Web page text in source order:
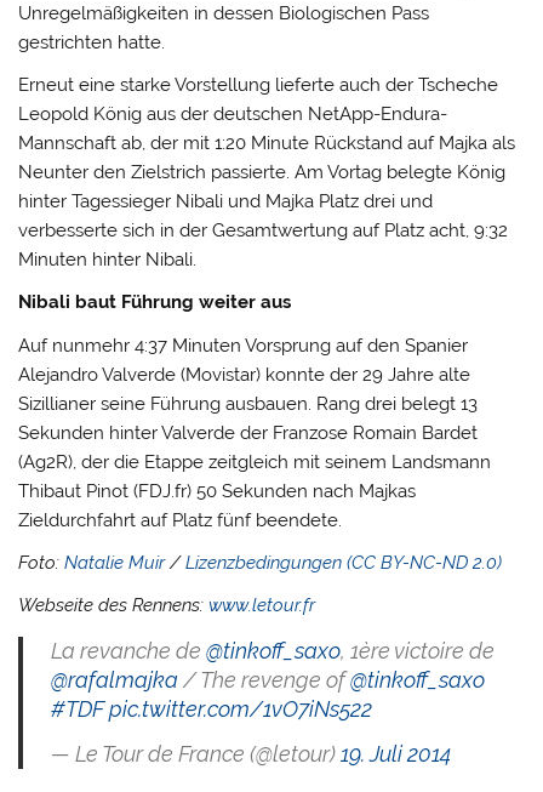
Unregelmäßigkeiten in dessen Biologischen Pass
gestrichten hatte.
Erneut eine starke Vorstellung lieferte auch der Tscheche
Leopold König aus der deutschen NetApp-Endura-
Mannschaft ab, der mit 1:20 Minute Rückstand auf Majka als
Neunter den Zielstrich passierte. Am Vortag belegte König
hinter Tagessieger Nibali und Majka Platz drei und
verbesserte sich in der Gesamtwertung auf Platz acht, 9:32
Minuten hinter Nibali.
Nibali baut Führung weiter aus
Auf nunmehr 4:37 Minuten Vorsprung auf den Spanier
Alejandro Valverde (Movistar) konnte der 29 Jahre alte
Sizillianer seine Führung ausbauen. Rang drei belegt 13
Sekunden hinter Valverde der Franzose Romain Bardet
(Ag2R), der die Etappe zeitgleich mit seinem Landsmann
Thibaut Pinot (FDJ.fr) 50 Sekunden nach Majkas
Zieldurchfahrt auf Platz fünf beendete.
Foto:Natalie Muir/Lizenzbedingungen (CC BY-NC-ND 2.0)
Webseite des Rennens:www.letour.fr
La revanche de @tinkoff_saxo, 1ère victoire de
@rafalmajka/ The revenge of@tinkoff_saxo
#TDF pic.twitter.com/1vO7iNs522
— Le Tour de France (@letour)19. Juli 2014